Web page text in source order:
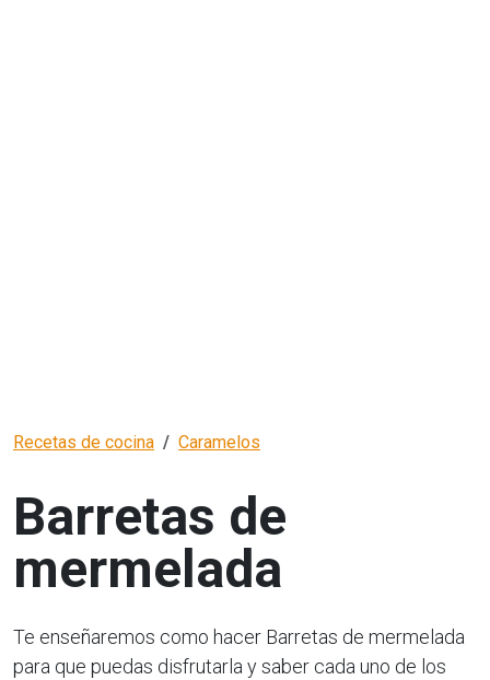
Recetas de cocina Caramelos
Barretas de
mermelada
Te enseñaremos como hacer Barretas de mermelada
para que puedas disfrutarla y saber cada uno de los